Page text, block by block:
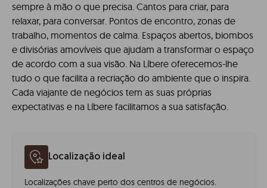
sempre à mão o que precisa. Cantos para criar, para
relaxar, para conversar. Pontos de encontro, zonas de
trabalho, momentos de calma. Espaços abertos, biombos
e divisórias amovíveis que ajudam a transformar o espaço
de acordo com a sua visão. Na Líbere oferecemos-lhe
tudo o que facilita a recriação do ambiente que o inspira.
Cada viajante de negócios tem as suas próprias
expectativas e na Líbere facilitamos a sua satisfação.
Localização ideal
Localizações chave perto dos centros de negócios.